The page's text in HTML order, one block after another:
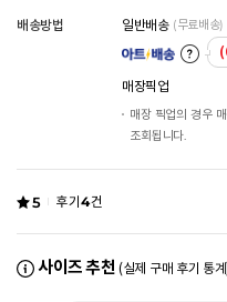
배송방법 일반배송 (무료배송)
매장픽업
매장 픽업의 경우
조회됩니다.
5 후기4건
사이즈 추천 (실제 구매 후기 통